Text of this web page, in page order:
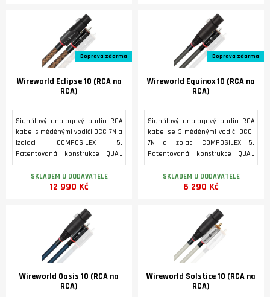
XLR nebo RCA ve standardních i
zákaznických délkách. Každdý
další metr pro individuální
zvětšení délky je za cenu 150 Kč.
individuální zvětšení délky je za
Doprava zdarma
Wireworld Eclipse 10 (RCA na
RCA)
Signálový analogový audio RCA
kabel s měděnými vodiči OCC-7N a
izolaci COMPOSILEX 5.
Patentovaná konstrukce QUAD
DNA Helix. Konektory jsou ze
stříbrné OFC slitiny mědi s
konektory RCA ve standardních i
další metr pro individuální
zvětšení délky je za cenu 3900
SKLADEM U DODAVATELE
12 990 Kč
Doprava zdarma
Wireworld Equinox 10 (RCA na
RCA)
Signálový analogový audio RCA
kabel se 3 měděnými vodiči OCC-
7N a izolaci COMPOSILEX 5.
Patentovaná konstrukce QUAD
DNA Helix. Konektory jsou ze
postříbřené OFC mědi s
konektory RCA ve standardních i
další metr pro individuální
zvětšení délky je za cenu 1800 Kč.
SKLADEM U DODAVATELE
6 290 Kč
Wireworld Oasis 10 (RCA na
RCA)
Wireworld Solstice 10 (RCA na
RCA)